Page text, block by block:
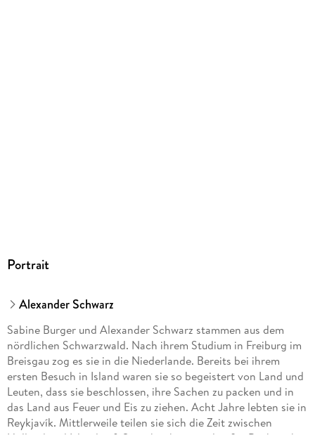
Portrait
Alexander Schwarz
Sabine Burger und Alexander Schwarz stammen aus dem
nördlichen Schwarzwald. Nach ihrem Studium in Freiburg im
Breisgau zog es sie in die Niederlande. Bereits bei ihrem
ersten Besuch in Island waren sie so begeistert von Land und
Leuten, dass sie beschlossen, ihre Sachen zu packen und in
das Land aus Feuer und Eis zu ziehen. Acht Jahre lebten sie in
Reykjavík. Mittlerweile teilen sie sich die Zeit zwischen
Holland und Island auf. Sie schreiben regelmäßig Bücher über